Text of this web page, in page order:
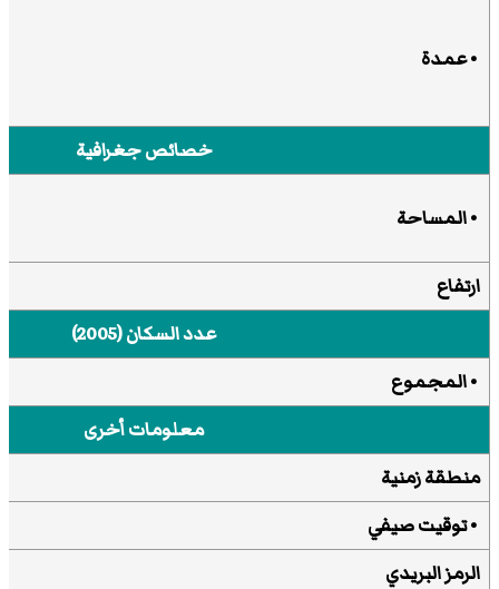
•عمدة
خصائص جغرافية
• المساحة
ارتفاع
عدد السكان (2005)
• المجموع
معلومات أخرى
منطقة زمنية
•توقيت صيفي
الرمز البريدي